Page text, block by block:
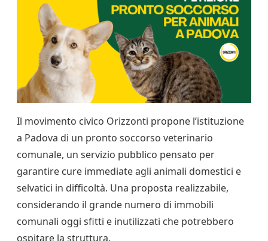
Il movimento civico Orizzonti propone l’istituzione
a Padova di un pronto soccorso veterinario
comunale, un servizio pubblico pensato per
garantire cure immediate agli animali domestici e
selvatici in difficoltà. Una proposta realizzabile,
considerando il grande numero di immobili
comunali oggi sfitti e inutilizzati che potrebbero
ospitare la struttura.